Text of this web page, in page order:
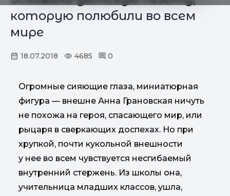
которую полюбили во всем
мире
18.07.2018 4685 0
Огромные сияющие глаза, миниатюрная
фигура — внешне Анна Грановская ничуть
не похожа на героя, спасающего мир, или
рыцаря в сверкающих доспехах. Но при
хрупкой, почти кукольной внешности
у нее во всем чувствуется несгибаемый
внутренний стержень. Из школы она,
учительница младших классов, ушла,